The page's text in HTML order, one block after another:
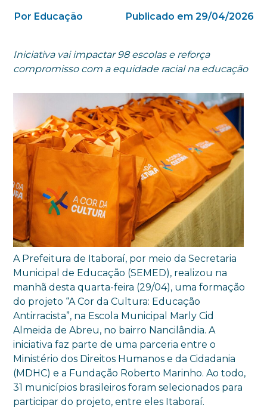
Por Educação Publicado em 29/04/2026
Iniciativa vai impactar 98 escolas e reforça
compromisso com a equidade racial na educação
A Prefeitura de Itaboraí, por meio da Secretaria
Municipal de Educação (SEMED), realizou na
manhã desta quarta-feira (29/04), uma formação
do projeto “A Cor da Cultura: Educação
Antirracista”, na Escola Municipal Marly Cid
Almeida de Abreu, no bairro Nancilândia. A
iniciativa faz parte de uma parceria entre o
Ministério dos Direitos Humanos e da Cidadania
(MDHC) e a Fundação Roberto Marinho. Ao todo,
31 municípios brasileiros foram selecionados para
participar do projeto, entre eles Itaboraí.